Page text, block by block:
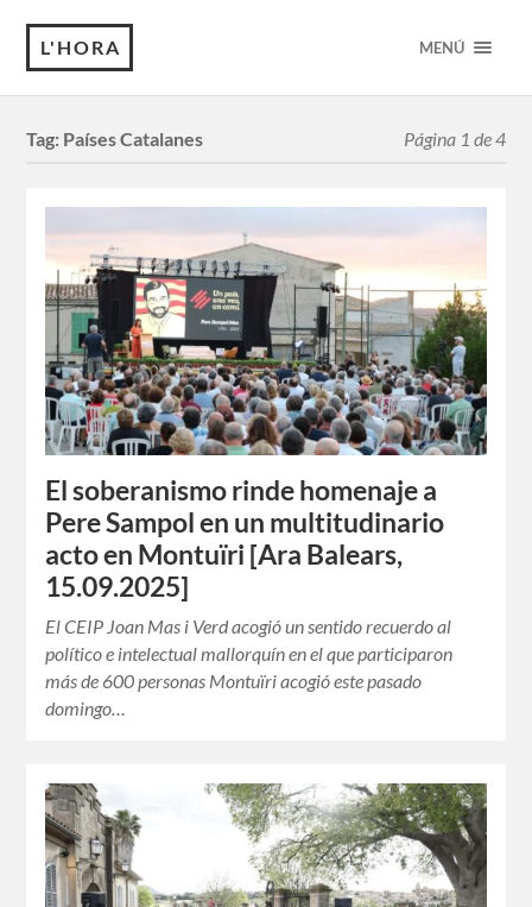
L'HORA MENÚ
Tag: Países Catalanes Página 1 de 4
El soberanismo rinde homenaje a
Pere Sampol en un multitudinario
acto en Montuïri [Ara Balears,
15.09.2025]
El CEIP Joan Mas i Verd acogió un sentido recuerdo al
político e intelectual mallorquín en el que participaron
más de 600 personas Montuïri acogió este pasado
domingo…